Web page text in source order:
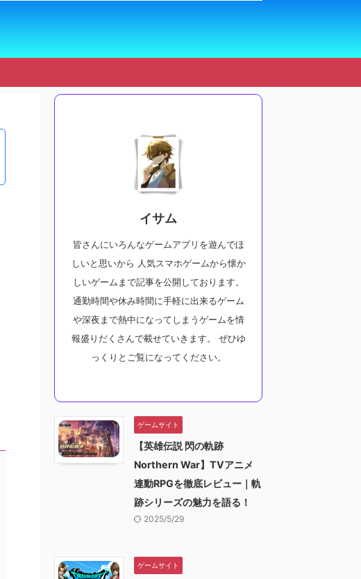
イサム
皆さんにいろんなゲームアプリを遊んでほ
しいと思いから 人気スマホゲームから懐か
しいゲームまで記事を公開しております。
通勤時間や休み時間に手軽に出来るゲーム
や深夜まで熱中になってしまうゲームを情
報盛りだくさんで載せていきます。 ぜひゆ
っくりとご覧になってください。
ゲームサイト
【英雄伝説 閃の軌跡
Northern War】TVアニメ
連動RPGを徹底レビュー｜軌
跡シリーズの魅力を語る！
2025/5/29
ゲームサイト